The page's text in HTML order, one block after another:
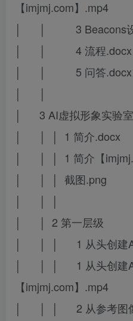
【imjmj.com】.mp4
│ │ 3 Beacons设
│ │ 4 流程.docx
│ │ 5 问答.docx
│ │
│ 3 AI虚拟形象实验室
│ │ │ 1 简介.docx
│ │ │ 1 简介【
│ │ │ 截图.png
│ │ │
│ │ 2 第一层级
│ │ │ 1 从头创建AI
│ │ │ 1 从头创建AI
【imjmj.com】.mp4
│ │ │ 2 从参考图像